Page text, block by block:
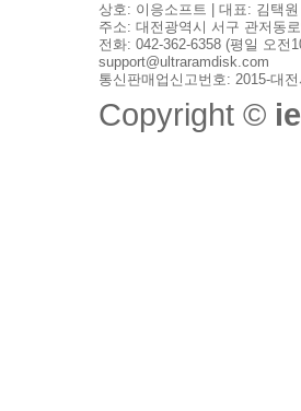
상호: 이응소프트 | 대표: 김택
주소: 대전광역시 서구 관저동
전화: 042-362-6358 (평일 오전
support@ultraramdisk.com
통신판매업신고번호: 2015-대
Copyright ©